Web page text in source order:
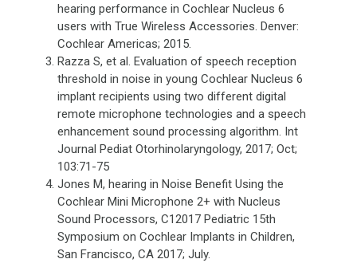
hearing performance in Cochlear Nucleus 6
users with True Wireless Accessories. Denver:
Cochlear Americas; 2015.
Razza S, et al. Evaluation of speech reception
threshold in noise in young Cochlear Nucleus 6
implant recipients using two different digital
remote microphone technologies and a speech
enhancement sound processing algorithm. Int
Journal Pediat Otorhinolaryngology, 2017; Oct;
103:71-75
Jones M, hearing in Noise Benefit Using the
Cochlear Mini Microphone 2+ with Nucleus
Sound Processors, C12017 Pediatric 15th
Symposium on Cochlear Implants in Children,
San Francisco, CA 2017; July.